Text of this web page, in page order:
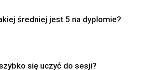
średniej jest 5 na dyplomie?
się uczyć do sesji?